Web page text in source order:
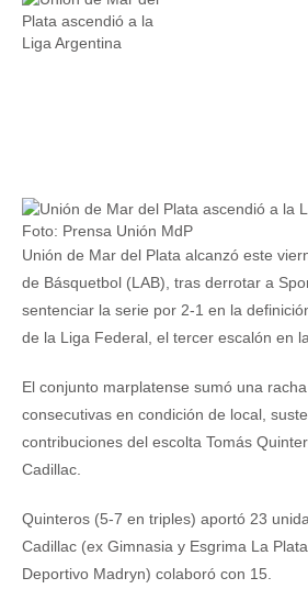
Foto: Prensa Unión MdP
Unión de Mar del Plata alcanzó este
de Básquetbol (LAB), tras derrotar a
sentenciar la serie por 2-1 en la
de la Liga Federal, el tercer escalón en
El conjunto marplatense sumó una
consecutivas en condición de local,
contribuciones del escolta Tomás
Cadillac.
Quinteros (5-7 en triples) aportó 23
Cadillac (ex Gimnasia y Esgrima La
Deportivo Madryn) colaboró con 15.